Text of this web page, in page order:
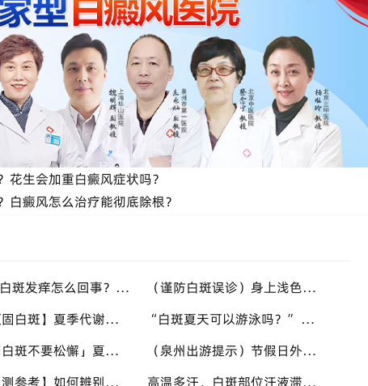
生会加重白癜风症状吗？
癜风怎么治疗能彻底除根？
“高温天白斑发痒怎么回事？” 多种因素会造成白斑处瘙痒，泉州中科白癜风医院讲解白斑发痒的处理方式
（谨防白斑误诊）身上浅色斑点不一定是白癜风，盲目用药危害皮肤，泉州中科白癜风医院建议先明确白斑类型
【多年顽固白斑】夏季代谢活跃，不要放弃调理机会，泉州中科白癜风医院建议结合自身情况定制改善思路
“白斑夏天可以游泳吗？” 池水刺激加日晒双重考验，泉州中科白癜风医院告知白癜风人群游泳防护要点
「稳定期白斑不要松懈」夏秋气候多变，很多患者白斑再度活跃，泉州中科白癜风医院定期复查很重要
（泉州出游提示）节假日外出，白癜风患者备好防晒用品，泉州中科白癜风医院避开白斑扩散各类诱因
【白斑自测参考】如何辨别白癜风与汗斑？夏秋汗斑高发易混淆，泉州中科白癜风医院专业鉴别白斑类型 高温多汗，白斑部位汗液滞留危害大，泉州中科白癜风医院提醒白癜风患者出汗后及时清洁肌肤